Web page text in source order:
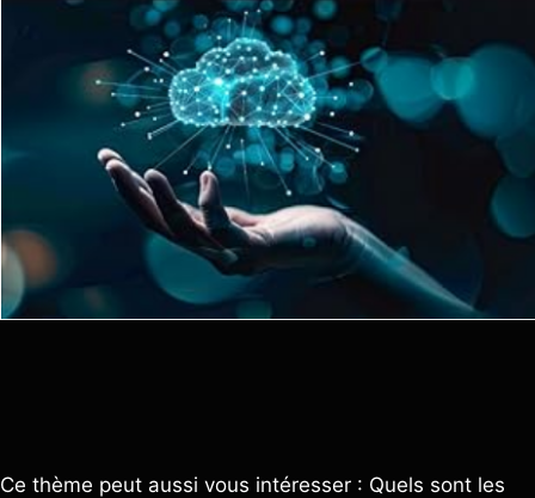
Ce thème peut aussi vous intéresser : Quels sont les